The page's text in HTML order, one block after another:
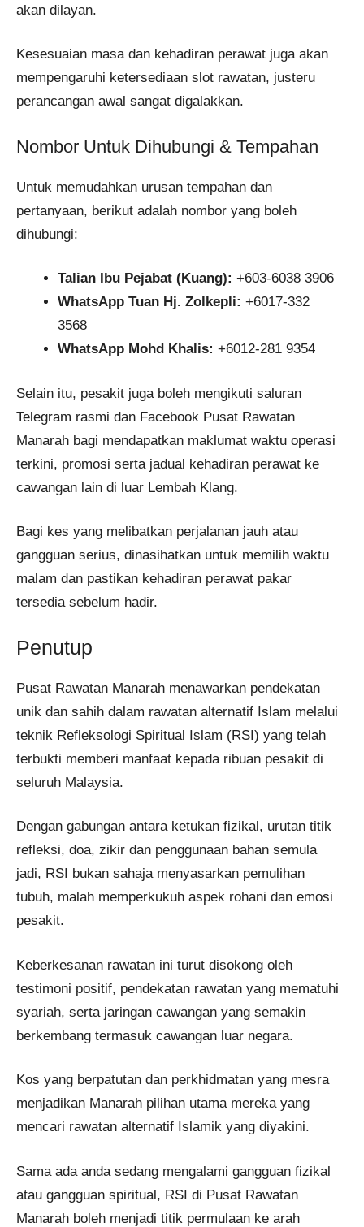
akan dilayan.
Kesesuaian masa dan kehadiran perawat juga akan
mempengaruhi ketersediaan slot rawatan, justeru
perancangan awal sangat digalakkan.
Nombor Untuk Dihubungi & Tempahan
Untuk memudahkan urusan tempahan dan
pertanyaan, berikut adalah nombor yang boleh
dihubungi:
Talian Ibu Pejabat (Kuang): +603-6038 3906
WhatsApp Tuan Hj. Zolkepli: +6017-332
3568
WhatsApp Mohd Khalis: +6012-281 9354
Selain itu, pesakit juga boleh mengikuti saluran
Telegram rasmi dan Facebook Pusat Rawatan
Manarah bagi mendapatkan maklumat waktu operasi
terkini, promosi serta jadual kehadiran perawat ke
cawangan lain di luar Lembah Klang.
Bagi kes yang melibatkan perjalanan jauh atau
gangguan serius, dinasihatkan untuk memilih waktu
malam dan pastikan kehadiran perawat pakar
tersedia sebelum hadir.
Penutup
Pusat Rawatan Manarah menawarkan pendekatan
unik dan sahih dalam rawatan alternatif Islam melalui
teknik Refleksologi Spiritual Islam (RSI) yang telah
terbukti memberi manfaat kepada ribuan pesakit di
seluruh Malaysia.
Dengan gabungan antara ketukan fizikal, urutan titik
refleksi, doa, zikir dan penggunaan bahan semula
jadi, RSI bukan sahaja menyasarkan pemulihan
tubuh, malah memperkukuh aspek rohani dan emosi
pesakit.
Keberkesanan rawatan ini turut disokong oleh
testimoni positif, pendekatan rawatan yang mematuhi
syariah, serta jaringan cawangan yang semakin
berkembang termasuk cawangan luar negara.
Kos yang berpatutan dan perkhidmatan yang mesra
menjadikan Manarah pilihan utama mereka yang
mencari rawatan alternatif Islamik yang diyakini.
Sama ada anda sedang mengalami gangguan fizikal
atau gangguan spiritual, RSI di Pusat Rawatan
Manarah boleh menjadi titik permulaan ke arah